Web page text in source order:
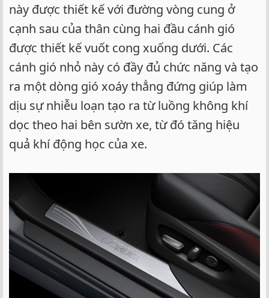
này được thiết kế với đường vòng cung ở
cạnh sau của thân cùng hai đầu cánh gió
được thiết kế vuốt cong xuống dưới. Các
cánh gió nhỏ này có đầy đủ chức năng và tạo
ra một dòng gió xoáy thẳng đứng giúp làm
dịu sự nhiễu loạn tạo ra từ luồng không khí
dọc theo hai bên sườn xe, từ đó tăng hiệu
quả khí động học của xe.